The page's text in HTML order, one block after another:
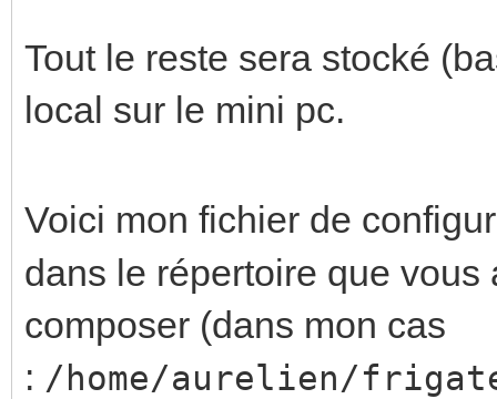
- /home/aurelien/
- video-
- type: tmpfs #
target: /tmp/
tmpfs:
size:
ports:
Tout le reste sera stocké
local sur le mini pc.
Voici mon fichier de
dans le répertoire que
composer (dans mon cas
: /home/aurelien/